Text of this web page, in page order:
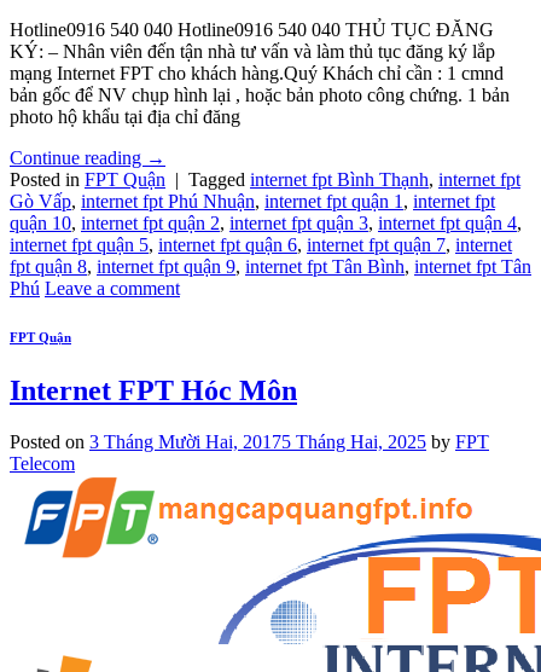
Hotline0916 540 040 Hotline0916 540 040 THỦ TỤC ĐĂNG
KÝ: – Nhân viên đến tận nhà tư vấn và làm thủ tục đăng ký lắp
mạng Internet FPT cho khách hàng.Quý Khách chỉ cần : 1 cmnd
bản gốc để NV chụp hình lại , hoặc bản photo công chứng. 1 bản
photo hộ khẩu tại địa chỉ đăng
Continue reading →
Posted in FPT Quận | Tagged internet fpt Bình Thạnh, internet fpt
Gò Vấp, internet fpt Phú Nhuận, internet fpt quận 1 , internet fpt
quận 10, internet fpt quận 2, internet fpt quận 3, internet fpt quận 4,
internet fpt quận 5, internet fpt quận 6, internet fpt quận 7, internet
fpt quận 8, internet fpt quận 9, internet fpt Tân Bình, internet fpt Tân
Phú Leave a comment
FPT Quận
Internet FPT Hóc Môn
Posted on 3 Tháng Mười Hai, 20175 Tháng Hai, 2025 by FPT
Telecom